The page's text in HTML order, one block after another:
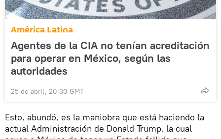
América Latina
Agentes de la CIA no tenían acreditación
para operar en México, según las
autoridades
25 de abril, 20:30 GMT
Esto, abundó, es la maniobra que está haciendo la
actual Administración de Donald Trump, la cual